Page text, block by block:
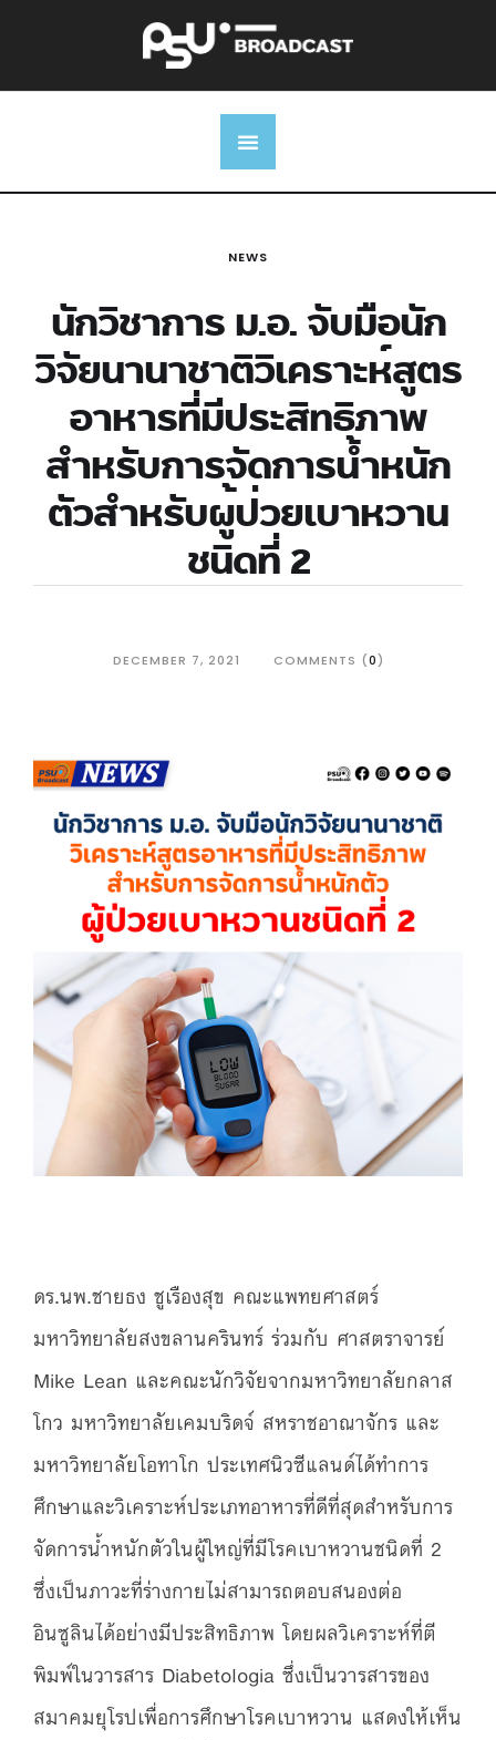
NEWS
นักวิชาการ ม.อ. จับมือนัก
วิจัยนานาชาติวิเคราะห์สูตร
อาหารที่มีประสิทธิภาพ
สำหรับการจัดการน้ำหนัก
ตัวสำหรับผู้ป่วยเบาหวาน
ชนิดที่ 2
DECEMBER 7, 2021 COMMENTS (0)
ดร.นพ.ชายธง ชูเรืองสุข คณะแพทยศาสตร์
มหาวิทยาลัยสงขลานครินทร์ ร่วมกับ ศาสตราจารย์
Mike Lean และคณะนักวิจัยจากมหาวิทยาลัยกลาส
โกว มหาวิทยาลัยเคมบริดจ์ สหราชอาณาจักร และ
มหาวิทยาลัยโอทาโก ประเทศนิวซีแลนด์ได้ทำการ
ศึกษาและวิเคราะห์ประเภทอาหารที่ดีที่สุดสำหรับการ
จัดการน้ำหนักตัวในผู้ใหญ่ที่มีโรคเบาหวานชนิดที่ 2
ซึ่งเป็นภาวะที่ร่างกายไม่สามารถตอบสนองต่อ
อินซูลินได้อย่างมีประสิทธิภาพ โดยผลวิเคราะห์ที่ตี
พิมพ์ในวารสาร Diabetologia ซึ่งเป็นวารสารของ
สมาคมยุโรปเพื่อการศึกษาโรคเบาหวาน แสดงให้เห็น